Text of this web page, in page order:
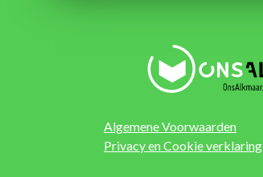
Algemene Voorwaarden
Privacy en Cookie verklaring